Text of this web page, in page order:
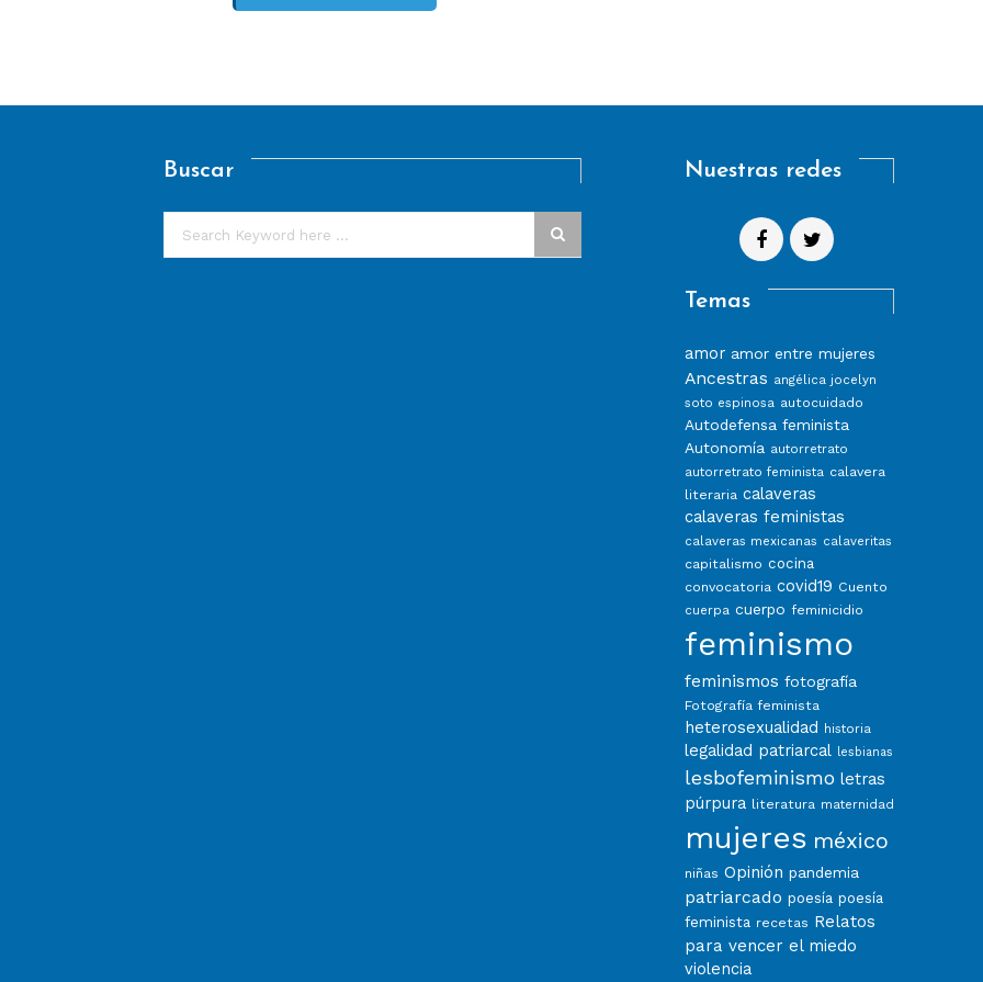
Buscar Nuestras redes
Temas
amor amor entre mujeres
Ancestras angélica jocelyn
soto espinosa autocuidado
Autodefensa feminista
Autonomía autorretrato
autorretrato feminista calavera
literaria calaveras
calaveras feministas
calaveras mexicanas calaveritas
capitalismo cocina
convocatoria covid19 Cuento
cuerpa cuerpo feminicidio
feminismo
feminismos fotografía
Fotografía feminista
heterosexualidad historia
legalidad patriarcal lesbianas
lesbofeminismo letras
púrpura literatura maternidad
mujeres méxico
niñas Opinión pandemia
patriarcado poesía poesía
feminista recetas Relatos
para vencer el miedo
violencia